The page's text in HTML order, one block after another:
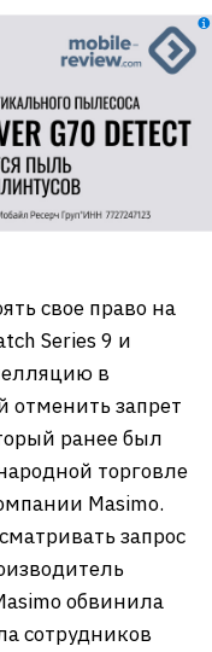
свое право на
Series 9 и
в
отменить запрет
ранее был
торговле
Masimo.
запрос
обвинила
сотрудников